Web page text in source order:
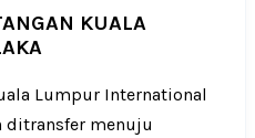
KUALA
Lumpur International
ditransfer menuju